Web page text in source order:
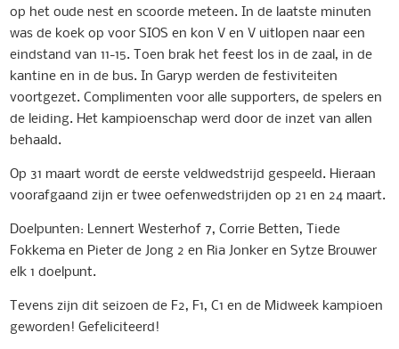
op het oude nest en scoorde meteen. In de laatste minuten
was de koek op voor SIOS en kon V en V uitlopen naar een
eindstand van 11-15. Toen brak het feest los in de zaal, in de
kantine en in de bus. In Garyp werden de festiviteiten
voortgezet. Complimenten voor alle supporters, de spelers en
de leiding. Het kampioenschap werd door de inzet van allen
behaald.
Op 31 maart wordt de eerste veldwedstrijd gespeeld. Hieraan
voorafgaand zijn er twee oefenwedstrijden op 21 en 24 maart.
Doelpunten: Lennert Westerhof 7, Corrie Betten, Tiede
Fokkema en Pieter de Jong 2 en Ria Jonker en Sytze Brouwer
elk 1 doelpunt.
Tevens zijn dit seizoen de F2, F1, C1 en de Midweek kampioen
geworden! Gefeliciteerd!